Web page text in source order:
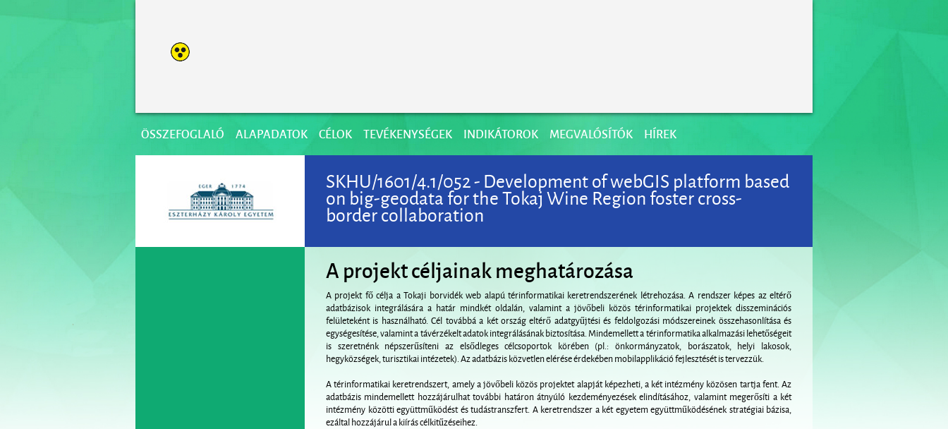
ÖSSZEFOGLALÓ ALAPADATOK CÉLOK TEVÉKENYSÉGEK INDIKÁTOROK MEGVALÓSÍTÓK HÍREK
SKHU/1601/4.1/052 - Development of webGIS platform based
on big-geodata for the Tokaj Wine Region foster cross-
border collaboration
A projekt céljainak meghatározása
A projekt fő célja a Tokaji borvidék web alapú térinformatikai keretrendszerének létrehozása. A rendszer képes az eltérő
adatbázisok integrálására a határ mindkét oldalán, valamint a jövőbeli közös térinformatikai projektek disszeminációs
felületeként is használható. Cél továbbá a két ország eltérő adatgyűjtési és feldolgozási módszereinek összehasonlítása és
egységesítése, valamint a távérzékelt adatok integrálásának biztosítása. Mindemellett a térinformatika alkalmazási lehetőségeit
is szeretnénk népszerűsíteni az elsődleges célcsoportok körében (pl.: önkormányzatok, borászatok, helyi lakosok,
hegyközségek, turisztikai intézetek). Az adatbázis közvetlen elérése érdekében mobilapplikáció fejlesztését is tervezzük.
A térinformatikai keretrendszert, amely a jövőbeli közös projektet alapját képezheti, a két intézmény közösen tartja fent. Az
adatbázis mindemellett hozzájárulhat további határon átnyúló kezdeményezések elindításához, valamint megerősíti a két
intézmény közötti együttműködést és tudástranszfert. A keretrendszer a két egyetem együttműködésének stratégiai bázisa,
ezáltal hozzájárul a kiírás célkitűzéseihez.